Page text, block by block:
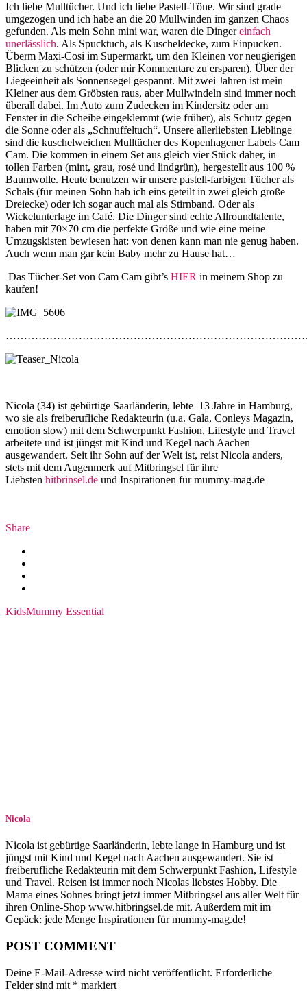
Ich liebe Mulltücher. Und ich liebe Pastell-Töne. Wir sind grade
umgezogen und ich habe an die 20 Mullwinden im ganzen Chaos
gefunden. Als mein Sohn mini war, waren die Dingereinfach
unerlässlich. Als Spucktuch, als Kuscheldecke, zum Einpucken.
Überm Maxi-Cosi im Supermarkt, um den Kleinen vor neugierigen
Blicken zu schützen (oder mir Kommentare zu ersparen). Über der
Liegeeinheit als Sonnensegel gespannt. Mit zwei Jahren ist mein
Kleiner aus dem Gröbsten raus, aber Mullwindeln sind immer noch
überall dabei. Im Auto zum Zudecken im Kindersitz oder am
Fenster in die Scheibe eingeklemmt (wie früher), als Schutz gegen
die Sonne oder als „Schnuffeltuch“. Unsere allerliebsten Lieblinge
sind die kuschelweichen Mulltücher des Kopenhagener Labels Cam
Cam. Die kommen in einem Set aus gleich vier Stück daher, in
tollen Farben (mint, grau, rosé und lindgrün), hergestellt aus 100 %
Baumwolle. Heute benutzen wir unsere pastell-farbigen Tücher als
Schals (für meinen Sohn hab ich eins geteilt in zwei gleich große
Dreiecke) oder ich sogar auch mal als Stirnband. Oder als
Wickelunterlage im Café. Die Dinger sind echte Allroundtalente,
haben mit 70×70 cm die perfekte Größe und wie eine meine
Umzugskisten bewiesen hat: von denen kann man nie genug haben.
Auch wenn man gar kein Baby mehr zu Hause hat…
Das Tücher-Set von Cam Cam gibt’s HIER in meinem Shop zu
kaufen!
Nicola (34) ist gebürtige Saarländerin, lebte 13 Jahre in Hamburg,
wo sie als freiberufliche Redakteurin (u.a. Gala, Conleys Magazin,
emotion slow) mit dem Schwerpunkt Fashion, Lifestyle und Travel
arbeitete und ist jüngst mit Kind und Kegel nach Aachen
ausgewandert. Seit ihr Sohn auf der Welt ist, reist Nicola anders,
stets mit dem Augenmerk auf Mitbringsel für ihre
Liebsten hitbrinsel.de und Inspirationen für mummy-mag.de
Share
KidsMummy Essential
Nicola
Nicola ist gebürtige Saarländerin, lebte lange in Hamburg und ist
jüngst mit Kind und Kegel nach Aachen ausgewandert. Sie ist
freiberufliche Redakteurin mit dem Schwerpunkt Fashion, Lifestyle
und Travel. Reisen ist immer noch Nicolas liebstes Hobby. Die
Mama eines Sohnes bringt jetzt immer Mitbringsel aus aller Welt für
ihren Online-Shop www.hitbringsel.de mit. Außerdem mit im
Gepäck: jede Menge Inspirationen für mummy-mag.de!
POST COMMENT
Deine E-Mail-Adresse wird nicht veröffentlicht. Erforderliche
Felder sind mit * markiert